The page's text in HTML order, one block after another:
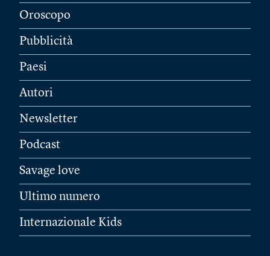
Oroscopo
Pubblicità
Paesi
Autori
Newsletter
Podcast
Savage love
Ultimo numero
Internazionale Kids